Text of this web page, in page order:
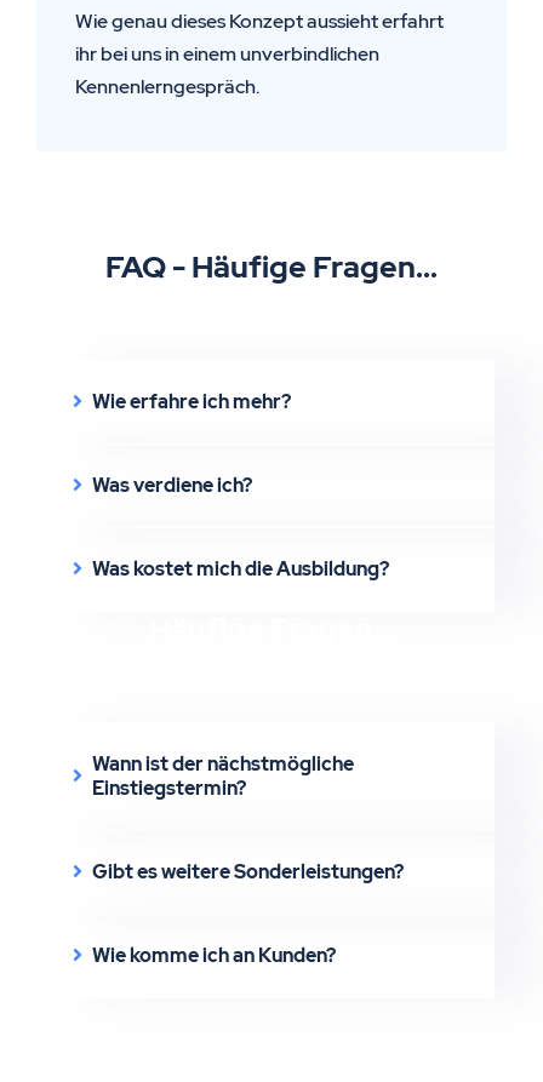
Wie genau dieses Konzept aussieht erfahrt
ihr bei uns in einem unverbindlichen
Kennenlerngespräch.
FAQ - Häufige Fragen...
Wie erfahre ich mehr?
Was verdiene ich?
Was kostet mich die Ausbildung?
Wann ist der nächstmögliche
Einstiegstermin?
Gibt es weitere Sonderleistungen?
Wie komme ich an Kunden?